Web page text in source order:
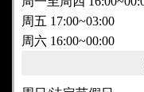
周五 17:00~03:00
周六 16:00~00:00